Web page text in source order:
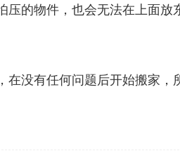
的物件，也会无法在上面放
没有任何问题后开始搬家，